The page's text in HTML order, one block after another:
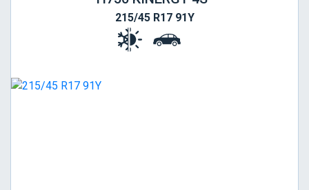
215/45 R17 91Y